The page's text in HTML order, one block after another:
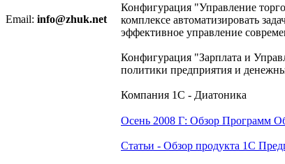
Email: info@zhuk.net
Конфигурация "Управление
комплексе автоматизировать
эффективное управление
Конфигурация "Зарплата и
политики предприятия и
Компания 1С - Диатоника
Осень 2008 Г: Обзор Программ
Статьи - Обзор продукта 1С